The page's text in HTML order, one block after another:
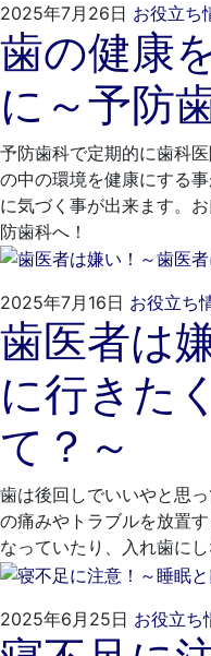
2025年7月26日 お役立ち
歯の健康
に～予防
予防歯科で定期的に歯科
の中の環境を健康にする
に気づく事が出来ます。
防歯科へ！
2025年7月16日 お役立ち
歯医者は
に行きた
て？～
歯は後回しでいいやと思
の痛みやトラブルを放置
なっていたり、入れ歯に
2025年6月25日 お役立ち